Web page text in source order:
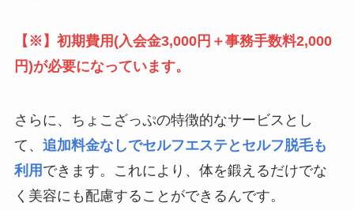
【※】初期費用(入会金3,000円＋事務手数料2,000
円)が必要になっています。
さらに、ちょこざっぷの特徴的なサービスとし
て、 追加料金なしでセルフエステとセルフ脱毛も
利用 できます。これにより、体を鍛えるだけでな
く美容にも配慮することができるんです。